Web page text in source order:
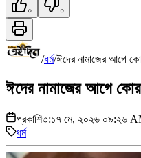
০ ০
/ধর্ম/ঈদের নামাজের আগে
ঈদের নামাজের আগে
প্রকাশিত:১৭ মে, ২০২৬ ০৯:২৬
ধর্ম